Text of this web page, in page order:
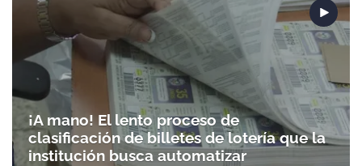
¡A mano! El lento proceso de
clasificación de billetes de lotería que la
institución busca automatizar